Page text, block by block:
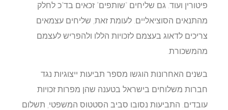
פיטורין ועוד. גם שליחים "שותפים" זכאים בד"כ לחלק
מהתנאים הסוציאליים. לעומת זאת, שליחים עצמאים
צריכים לדאוג בעצמם לזכויות הללו ולהפריש לעצמם
מהמשכורת.
בשנים האחרונות הוגשו מספר תביעות ייצוגיות נגד
חברות משלוחים בישראל בטענה שהן מפרות זכויות
עובדים. התביעות נסובו סביב הסטטוס המשפטי, תשלום